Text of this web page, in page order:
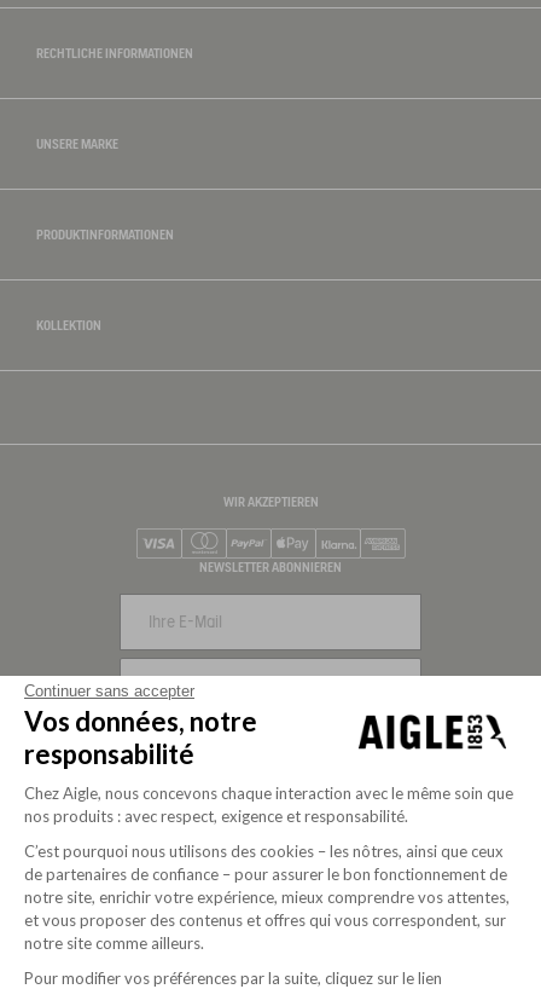
RECHTLICHE INFORMATIONEN
UNSERE MARKE
PRODUKTINFORMATIONEN
KOLLEKTION
WIR AKZEPTIEREN
Mastercard
PayPalApple PayKlarna
NEWSLETTER ABONNIEREN
Continuer sans accepter
Vos données, notre
responsabilité
Chez Aigle, nous concevons chaque interaction avec le même soin que
nos produits : avec respect, exigence et responsabilité.
C’est pourquoi nous utilisons des cookies – les nôtres, ainsi que ceux
de partenaires de confiance – pour assurer le bon fonctionnement de
notre site, enrichir votre expérience, mieux comprendre vos attentes,
et vous proposer des contenus et offres qui vous correspondent, sur
notre site comme ailleurs.
Pour modifier vos préférences par la suite, cliquez sur le lien